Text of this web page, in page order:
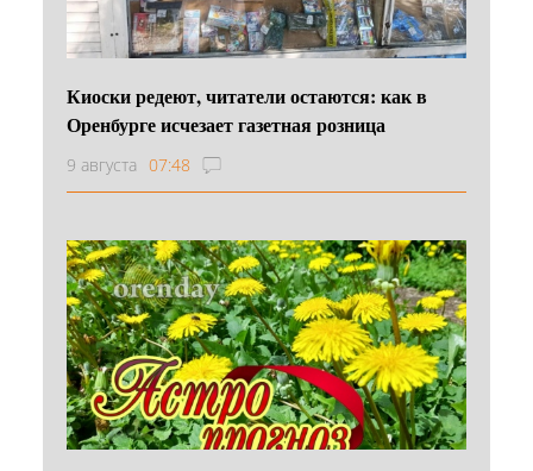
Киоски редеют, читатели остаются: как в
Оренбурге исчезает газетная розница
9 августа 07:48